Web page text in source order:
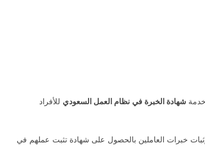
شهادة الخبرة في نظام العمل السعودي للأفراد
خبرات العاملين بالحصول على شهادة تثبت عملهم في